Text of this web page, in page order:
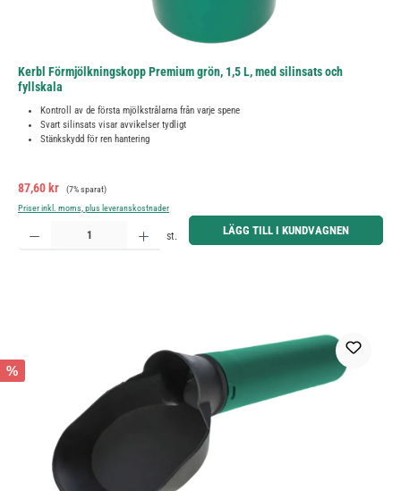
Kerbl Förmjölkningskopp Premium grön, 1,5 L, med silinsats och
fyllskala
Kontroll av de första mjölkstrålarna från varje spene
Svart silinsats visar avvikelser tydligt
Stänkskydd för ren hantering
Försäljningspris:
87,60 kr Ordinarie pris:
(7% sparat)
Priser inkl. moms, plus leveranskostnader
Produktkvantitet: Ange önskat belopp eller använd knapparna för att öka eller minska kvantiteten.
st. LÄGG TILL I KUNDVAGNEN
%